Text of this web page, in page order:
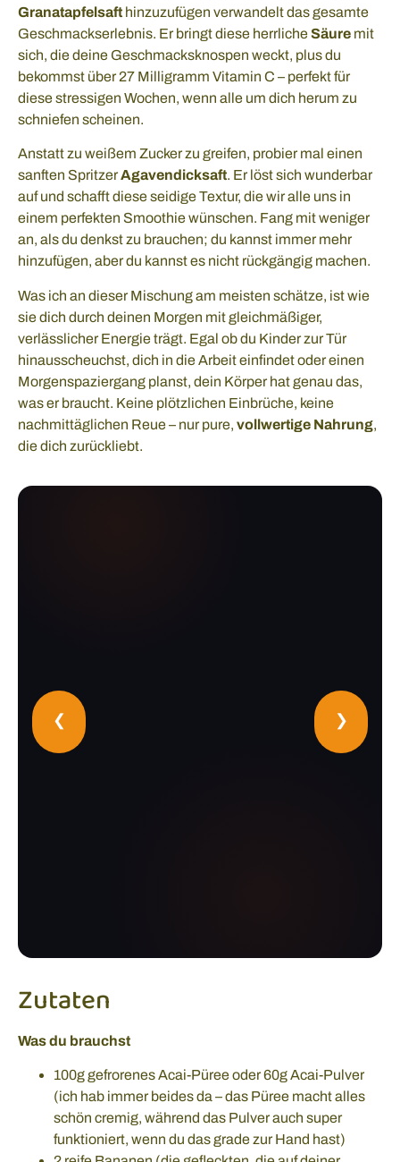
Granatapfelsaft hinzuzufügen verwandelt das gesamte
Geschmackserlebnis. Er bringt diese herrlicheSäure mit
sich, die deine Geschmacksknospen weckt, plus du
bekommst über 27 Milligramm Vitamin C – perfekt für
diese stressigen Wochen, wenn alle um dich herum zu
schniefen scheinen.
Anstatt zu weißem Zucker zu greifen, probier mal einen
sanften SpritzerAgavendicksaft. Er löst sich wunderbar
auf und schafft diese seidige Textur, die wir alle uns in
einem perfekten Smoothie wünschen. Fang mit weniger
an, als du denkst zu brauchen; du kannst immer mehr
hinzufügen, aber du kannst es nicht rückgängig machen.
Was ich an dieser Mischung am meisten schätze, ist wie
sie dich durch deinen Morgen mit gleichmäßiger,
verlässlicher Energie trägt. Egal ob du Kinder zur Tür
hinausscheuchst, dich in die Arbeit einfindet oder einen
Morgenspaziergang planst, dein Körper hat genau das,
was er braucht. Keine plötzlichen Einbrüche, keine
nachmittäglichen Reue – nur pure, vollwertige Nahrung,
die dich zurückliebt.
❮ ❯
Zutaten
Was du brauchst
100g gefrorenes Acai-Püree oder 60g Acai-Pulver
(ich hab immer beides da – das Püree macht alles
schön cremig, während das Pulver auch super
funktioniert, wenn du das grade zur Hand hast)